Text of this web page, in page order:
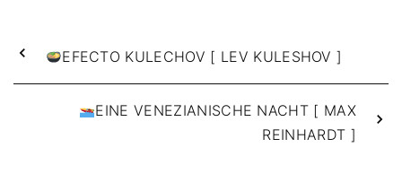
EFECTO KULECHOV [ LEV KULESHOV ]
EINE VENEZIANISCHE NACHT [ MAX
REINHARDT ]